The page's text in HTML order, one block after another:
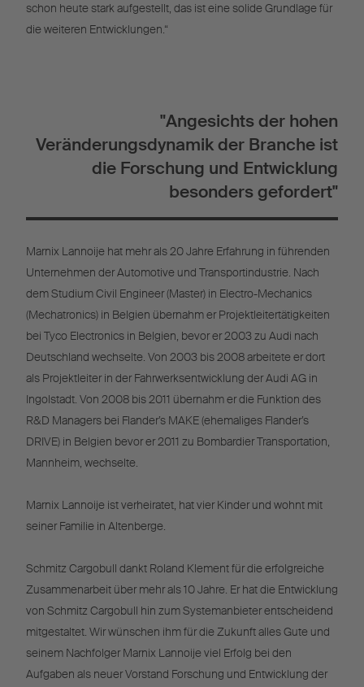
schon heute stark aufgestellt, das ist eine solide Grundlage für
die weiteren Entwicklungen.“
"Angesichts der hohen
Veränderungsdynamik der Branche ist
die Forschung und Entwicklung
besonders gefordert"
Marnix Lannoije hat mehr als 20 Jahre Erfahrung in führenden
Unternehmen der Automotive und Transportindustrie. Nach
dem Studium Civil Engineer (Master) in Electro-Mechanics
(Mechatronics) in Belgien übernahm er Projektleitertätigkeiten
bei Tyco Electronics in Belgien, bevor er 2003 zu Audi nach
Deutschland wechselte. Von 2003 bis 2008 arbeitete er dort
als Projektleiter in der Fahrwerksentwicklung der Audi AG in
Ingolstadt. Von 2008 bis 2011 übernahm er die Funktion des
R&D Managers bei Flander’s MAKE (ehemaliges Flander’s
DRIVE) in Belgien bevor er 2011 zu Bombardier Transportation,
Mannheim, wechselte.
Marnix Lannoije ist verheiratet, hat vier Kinder und wohnt mit
seiner Familie in Altenberge.
Schmitz Cargobull dankt Roland Klement für die erfolgreiche
Zusammenarbeit über mehr als 10 Jahre. Er hat die Entwicklung
von Schmitz Cargobull hin zum Systemanbieter entscheidend
mitgestaltet. Wir wünschen ihm für die Zukunft alles Gute und
seinem Nachfolger Marnix Lannoije viel Erfolg bei den
Aufgaben als neuer Vorstand Forschung und Entwicklung der